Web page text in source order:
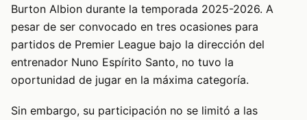
Burton Albion durante la temporada 2025-2026. A
pesar de ser convocado en tres ocasiones para
partidos de Premier League bajo la dirección del
entrenador Nuno Espírito Santo, no tuvo la
oportunidad de jugar en la máxima categoría.
Sin embargo, su participación no se limitó a las